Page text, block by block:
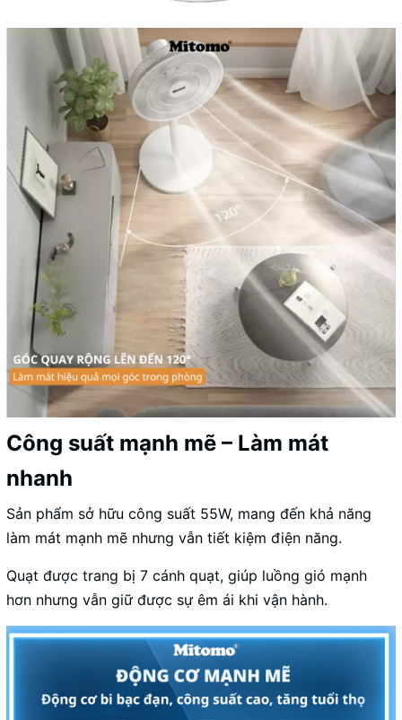
Công suất mạnh mẽ – Làm mát
nhanh
Sản phẩm sở hữu công suất 55W, mang đến khả năng
làm mát mạnh mẽ nhưng vẫn tiết kiệm điện năng.
Quạt được trang bị 7 cánh quạt, giúp luồng gió mạnh
hơn nhưng vẫn giữ được sự êm ái khi vận hành.